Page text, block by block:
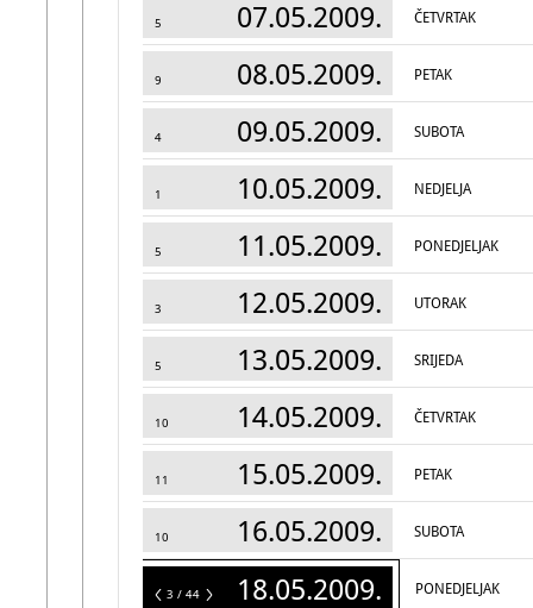
5 07.05.2009. ČETVRTAK
9 08.05.2009. PETAK
4 09.05.2009. SUBOTA
1 10.05.2009. NEDJELJA
5 11.05.2009. PONEDJELJAK
3 12.05.2009. UTORAK
5 13.05.2009. SRIJEDA
10 14.05.2009. ČETVRTAK
11 15.05.2009. PETAK
10 16.05.2009. SUBOTA
44 18.05.2009. PONEDJELJAK
3 / 44